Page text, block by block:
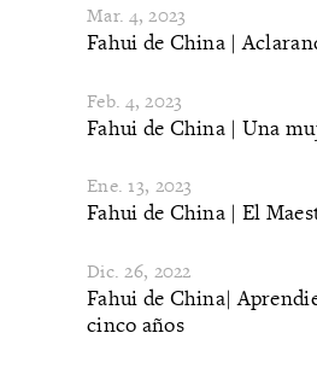
Mar. 4, 2023
​Fahui de China |
Feb. 4, 2023
Fahui de China | Una
Ene. 13, 2023
Fahui de China | El
Dic. 26, 2022
​Fahui de China|
cinco años